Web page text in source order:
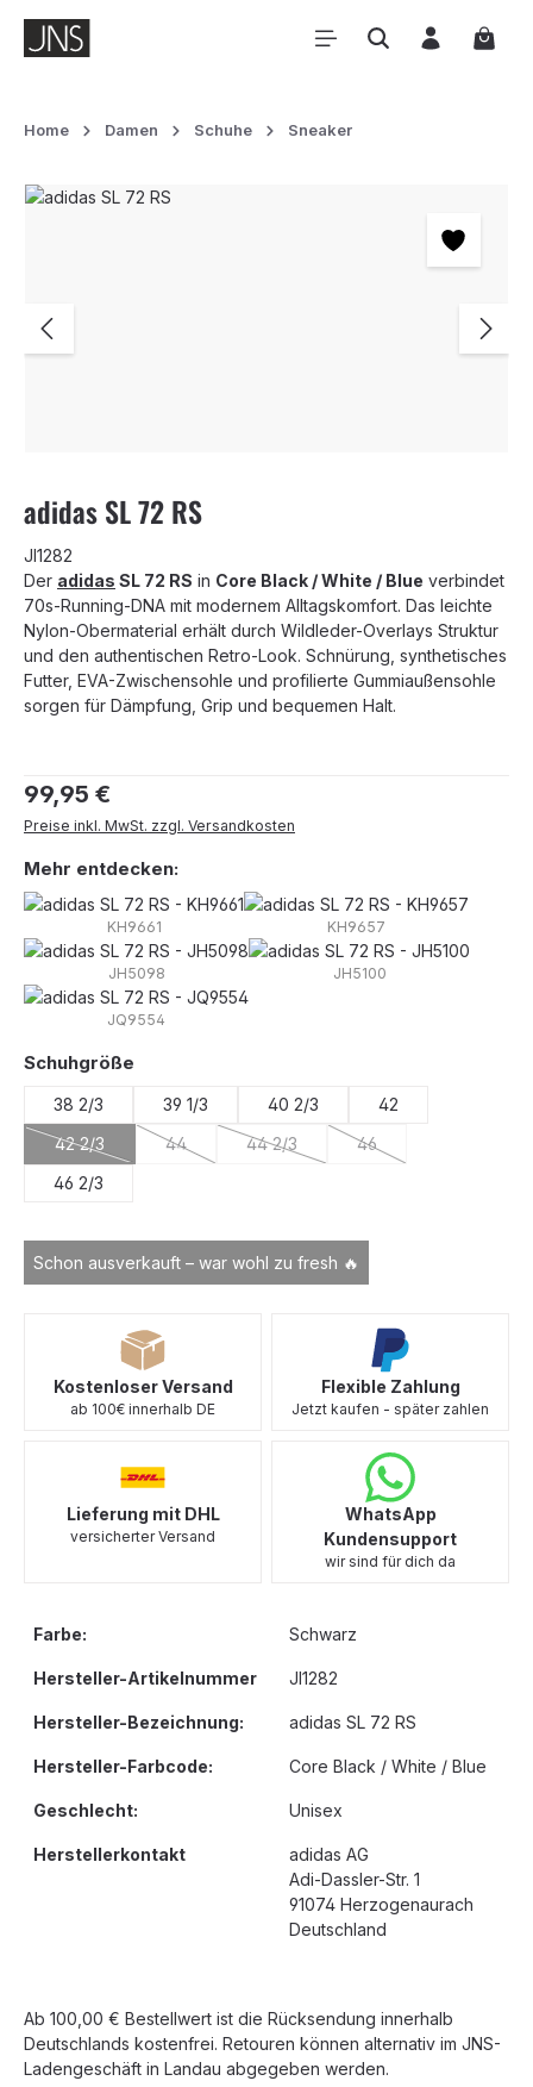
Zum Hauptinhalt springen
Home Damen Schuhe Sneaker
Bildergalerie überspringen
adidas SL 72 RS
JI1282
Der adidas SL 72 RS in Core Black / White / Blue verbindet
70s-Running-DNA mit modernem Alltagskomfort. Das leichte
Nylon-Obermaterial erhält durch Wildleder-Overlays Struktur
und den authentischen Retro-Look. Schnürung, synthetisches
Futter, EVA-Zwischensohle und profilierte Gummiaußensohle
sorgen für Dämpfung, Grip und bequemen Halt.
Regulärer Preis:
99,95 €
Preise inkl. MwSt. zzgl. Versandkosten
Schon ausverkauft – war wohl zu fresh 🔥
Mehr entdecken:
KH9661 KH9657
JH5098 JH5100
JQ9554
Schuhgröße
38 2/3 39 1/3 40 2/3
42
42 2/3
(Diese Option ist zurzeit nicht verfügbar.)
44
(Diese Option ist zurzeit nicht verfügbar.)
44 2/3
(Diese Option ist zurzeit nicht
46
(Diese Option ist
46 2/3
Kostenloser Versand
ab 100€ innerhalb DE
Flexible Zahlung
Jetzt kaufen - später zahlen
Lieferung mit DHL
versicherter Versand
WhatsApp
Kundensupport
wir sind für dich da
Farbe: Schwarz
Hersteller-Artikelnummer JI1282
Hersteller-Bezeichnung: adidas SL 72 RS
Hersteller-Farbcode: Core Black / White / Blue
Geschlecht: Unisex
Herstellerkontakt
adidas AG
Adi-Dassler-Str. 1
91074 Herzogenaurach
Deutschland
Ab 100,00 € Bestellwert ist die Rücksendung innerhalb
Deutschlands kostenfrei. Retouren können alternativ im JNS-
Ladengeschäft in Landau abgegeben werden.